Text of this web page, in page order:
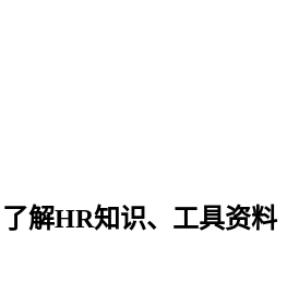
解HR知识、工具资料